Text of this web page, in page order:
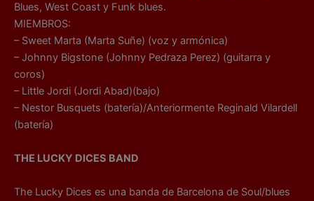
Blues, West Coast y Funk blues.
MIEMBROS:
– Sweet Marta (Marta Suñe) (voz y armónica)
– Johnny Bigstone (Johnny Pedraza Perez) (guitarra y
coros)
– Little Jordi (Jordi Abad)(bajo)
– Nestor Busquets (batería)/Anteriormente Reginald Vilardell
(batería)
THE LUCKY DICES BAND
The Lucky Dices es una banda de Barcelona de Soul/blues